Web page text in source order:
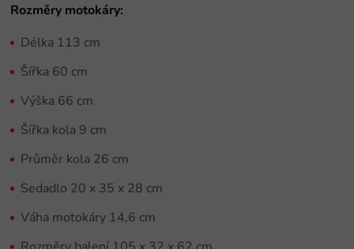
Rozměry motokáry:
Délka 113 cm
Šířka 60 cm
Výška 66 cm
Šířka kola 9 cm
Průměr kola 26 cm
Sedadlo 20 x 35 x 28 cm
Váha motokáry 14,6 cm